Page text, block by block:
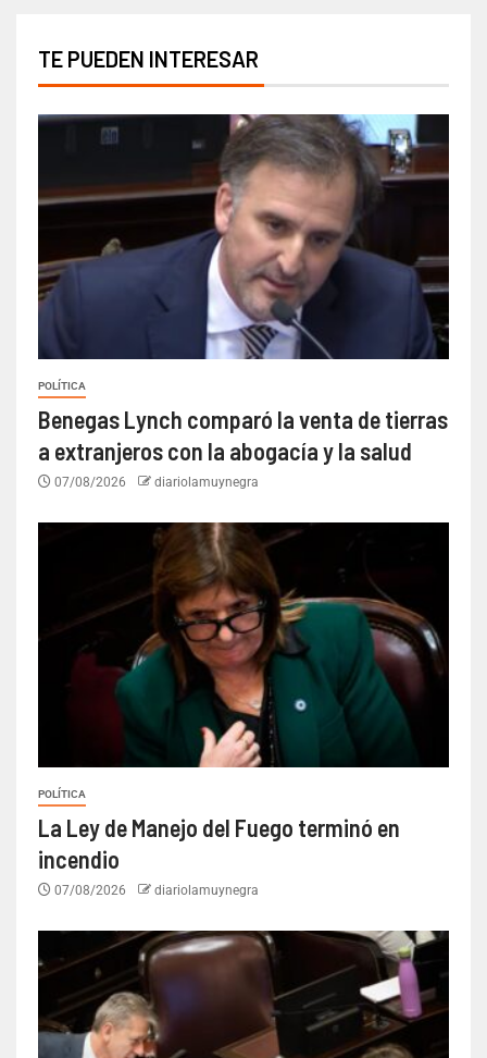
TE PUEDEN INTERESAR
POLÍTICA
Benegas Lynch comparó la venta de tierras
a extranjeros con la abogacía y la salud
07/08/2026 diariolamuynegra
POLÍTICA
La Ley de Manejo del Fuego terminó en
incendio
07/08/2026 diariolamuynegra